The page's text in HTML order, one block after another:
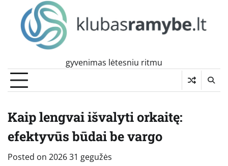
content
gyvenimas lėtesniu ritmu
Kaip lengvai išvalyti orkaitę:
efektyvūs būdai be vargo
Posted on 2026 31 gegužės